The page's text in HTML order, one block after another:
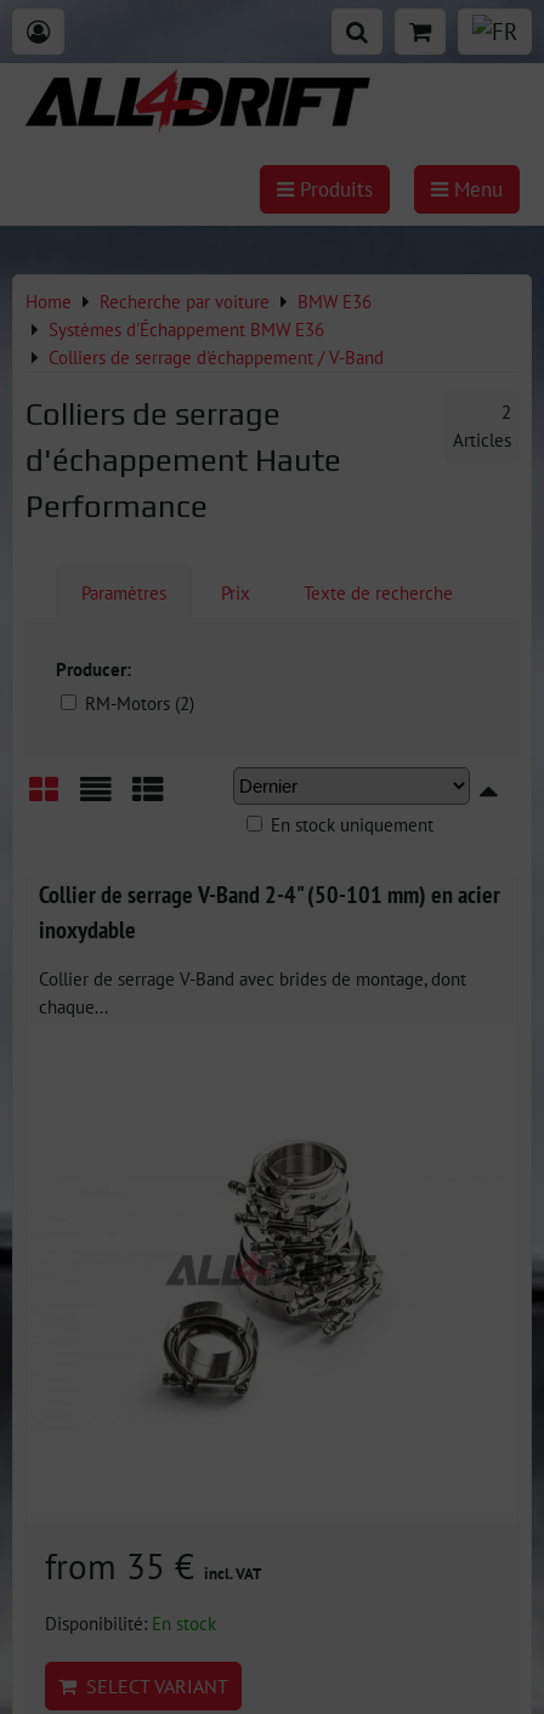
Produits Menu
Home Recherche par voiture
BMW E36
Systèmes d'Échappement BMW E36
Colliers de serrage d'échappement / V-Band
Colliers de serrage
d'échappement Haute
Performance
2
Articles
Paramètres Prix Texte de recherche
Producer:
RM-Motors (2)
En stock uniquement
Collier de serrage V-Band 2-4" (50-101 mm) en acier
inoxydable
Collier de serrage V-Band avec brides de montage, dont
chaque...
from 35 € incl. VAT
Disponibilité: En stock
SELECT VARIANT